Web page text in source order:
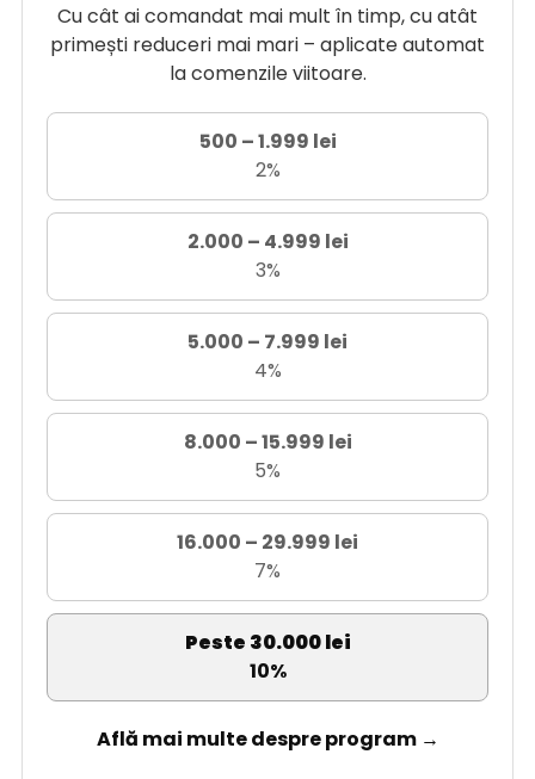
Cu cât ai comandat mai mult în timp, cu atât
primești reduceri mai mari – aplicate automat
la comenzile viitoare.
500 – 1.999 lei
2%
2.000 – 4.999 lei
3%
5.000 – 7.999 lei
4%
8.000 – 15.999 lei
5%
16.000 – 29.999 lei
7%
Peste 30.000 lei
10%
Află mai multe despre program →